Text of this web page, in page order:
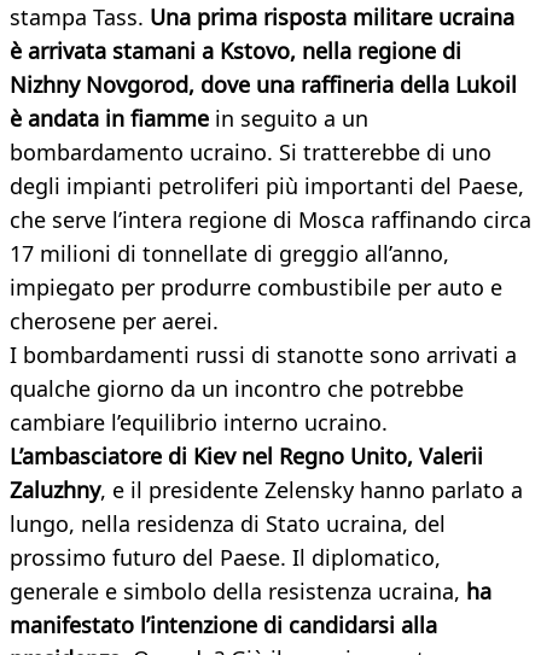
stampa Tass. Una prima risposta militare ucraina
è arrivata stamani a Kstovo, nella regione di
Nizhny Novgorod, dove una raffineria della Lukoil
è andata in fiamme in seguito a un
bombardamento ucraino. Si tratterebbe di uno
degli impianti petroliferi più importanti del Paese,
che serve l’intera regione di Mosca raffinando circa
17 milioni di tonnellate di greggio all’anno,
impiegato per produrre combustibile per auto e
cherosene per aerei.
I bombardamenti russi di stanotte sono arrivati a
qualche giorno da un incontro che potrebbe
cambiare l’equilibrio interno ucraino.
L’ambasciatore di Kiev nel Regno Unito, Valerii
Zaluzhny, e il presidente Zelensky hanno parlato a
lungo, nella residenza di Stato ucraina, del
prossimo futuro del Paese. Il diplomatico,
generale e simbolo della resistenza ucraina, ha
manifestato l’intenzione di candidarsi alla